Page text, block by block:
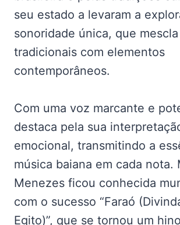
seu estado a levaram a
sonoridade única, que
tradicionais com elementos
contemporâneos.
Com uma voz marcante e
destaca pela sua
emocional, transmitindo a
música baiana em cada nota.
Menezes ficou conhecida
com o sucesso “Faraó
Egito)”, que se tornou um